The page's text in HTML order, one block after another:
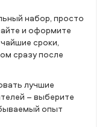
набор, просто
и оформите
сроки,
сразу после
лучшие
– выберите
опыт